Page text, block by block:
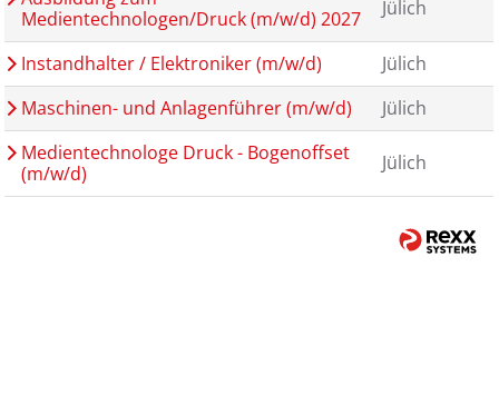
Medientechnologen/Druck (m/w/d) 2027
Jülich
Instandhalter / Elektroniker (m/w/d)
Jülich
Maschinen- und Anlagenführer (m/w/d)
Jülich
Medientechnologe Druck - Bogenoffset
(m/w/d)
Jülich